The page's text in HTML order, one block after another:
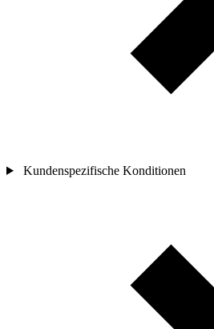
Kundenspezifische Konditionen